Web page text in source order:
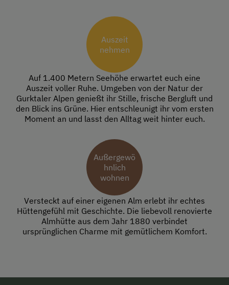
Auszeit
nehmen
Auf 1.400 Metern Seehöhe erwartet euch eine
Auszeit voller Ruhe. Umgeben von der Natur der
Gurktaler Alpen genießt ihr Stille, frische Bergluft und
den Blick ins Grüne. Hier entschleunigt ihr vom ersten
Moment an und lasst den Alltag weit hinter euch.
Außergewö
hnlich
wohnen
Versteckt auf einer eigenen Alm erlebt ihr echtes
Hüttengefühl mit Geschichte. Die liebevoll renovierte
Almhütte aus dem Jahr 1880 verbindet
ursprünglichen Charme mit gemütlichem Komfort.